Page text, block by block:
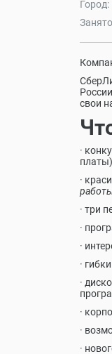
Город:
свои
·
·
· три
·
·
·
·
·
·
·